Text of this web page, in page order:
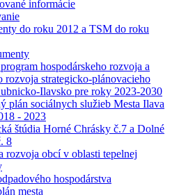
informácie
do roku 2012 a TSM do roku
hospodárskeho rozvoja a
rozvoja strategicko-plánovacieho
Ilavsko pre roky 2023-2030
plán sociálnych služieb Mesta Ilava
- 2023
štúdia Horné Chrásky č.7 a Dolné
8
rozvoja obcí v oblasti tepelnej
hospodárstva
mesta